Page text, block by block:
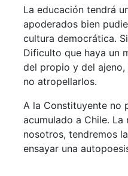
La educación tendrá
apoderados bien
cultura democrática.
Dificulto que haya un
del propio y del ajeno,
no atropellarlos.
A la Constituyente no
acumulado a Chile.
nosotros, tendremos
ensayar una